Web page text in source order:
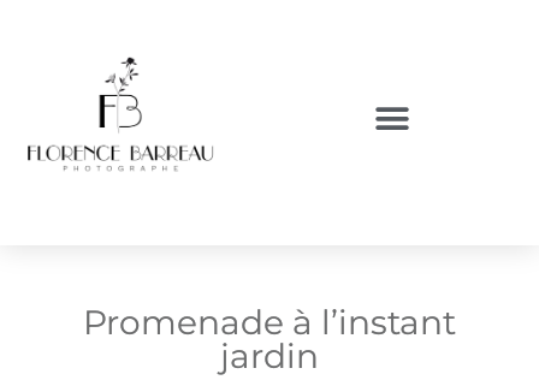
Promenade à l’instant
jardin